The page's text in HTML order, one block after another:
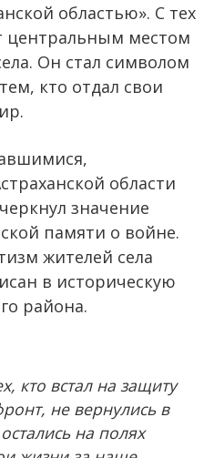
областью». С тех
центральным местом
Он стал символом
кто отдал свои
области
значение
памяти о войне.
жителей села
в историческую
района.
кто встал на защиту
не вернулись в
на полях